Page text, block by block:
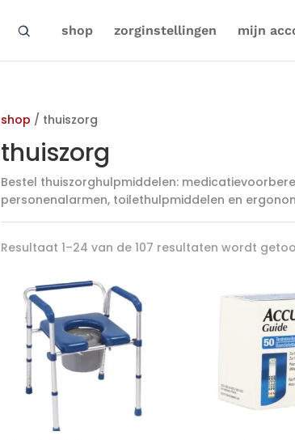
shop zorginstellingen mijn
shop / thuiszorg
thuiszorg
Bestel thuiszorghulpmiddelen:
personenalarmen, toilethulpmiddelen en
Resultaat 1–24 van de 107 resultaten wordt